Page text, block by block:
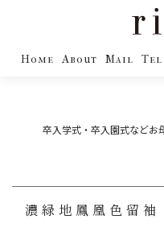
Home About Mail Tel
卒入学式・卒入園式などお
濃緑地鳳凰色留袖